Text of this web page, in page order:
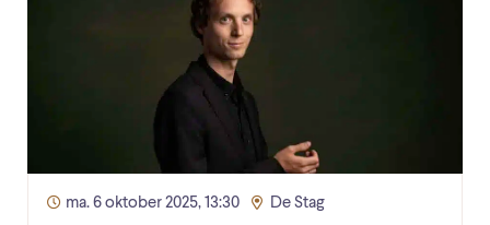
ma. 6 oktober 2025, 13:30 De Stag